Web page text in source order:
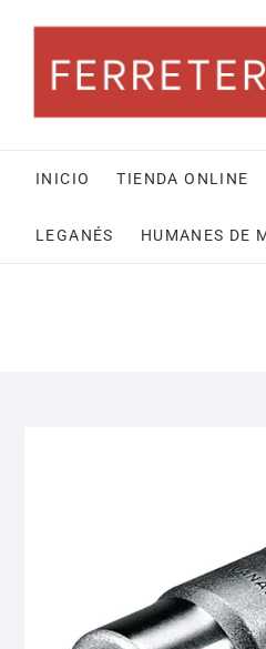
contenido
INICIO TIENDA ONLINE
LEGANÉS HUMANES DE